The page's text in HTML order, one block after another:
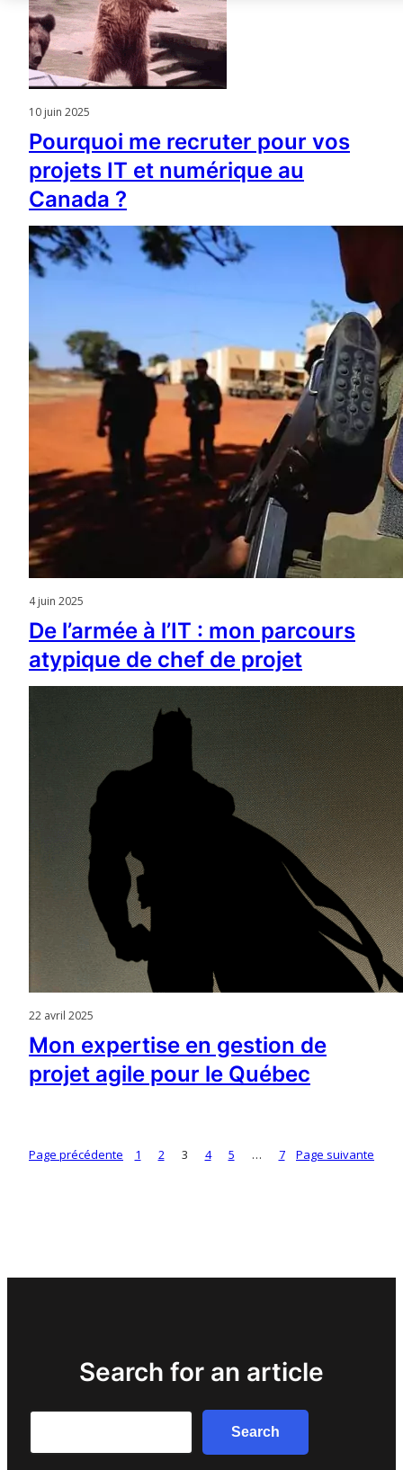
10 juin 2025
Pourquoi me recruter pour vos
projets IT et numérique au
Canada ?
4 juin 2025
De l’armée à l’IT : mon parcours
atypique de chef de projet
22 avril 2025
Mon expertise en gestion de
projet agile pour le Québec
Page précédente 1 2 3 4 5 … 7 Page suivante
Search for an article
Search
Search